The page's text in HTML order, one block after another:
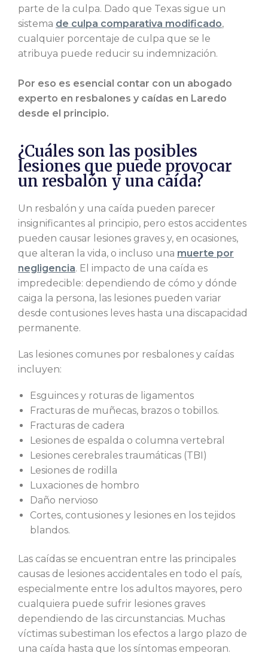
parte de la culpa. Dado que Texas sigue un
sistema de culpa comparativa modificado,
cualquier porcentaje de culpa que se le
atribuya puede reducir su indemnización.
Por eso es esencial contar con un abogado
experto en resbalones y caídas en Laredo
desde el principio.
¿Cuáles son las posibles
lesiones que puede provocar
un resbalón y una caída?
Un resbalón y una caída pueden parecer
insignificantes al principio, pero estos accidentes
pueden causar lesiones graves y, en ocasiones,
que alteran la vida, o incluso una muerte por
negligencia. El impacto de una caída es
impredecible: dependiendo de cómo y dónde
caiga la persona, las lesiones pueden variar
desde contusiones leves hasta una discapacidad
permanente.
Las lesiones comunes por resbalones y caídas
incluyen:
Esguinces y roturas de ligamentos
Fracturas de muñecas, brazos o tobillos.
Fracturas de cadera
Lesiones de espalda o columna vertebral
Lesiones cerebrales traumáticas (TBI)
Lesiones de rodilla
Luxaciones de hombro
Daño nervioso
Cortes, contusiones y lesiones en los tejidos
blandos.
Las caídas se encuentran entre las principales
causas de lesiones accidentales en todo el país,
especialmente entre los adultos mayores, pero
cualquiera puede sufrir lesiones graves
dependiendo de las circunstancias. Muchas
víctimas subestiman los efectos a largo plazo de
una caída hasta que los síntomas empeoran.